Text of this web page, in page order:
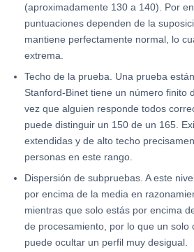
(aproximadamente 130 a 140). Por
puntuaciones dependen de la
mantiene perfectamente normal, lo
extrema.
Techo de la prueba. Una prueba
Stanford-Binet tiene un número finito
vez que alguien responde todos
puede distinguir un 150 de un 165.
extendidas y de alto techo
personas en este rango.
Dispersión de subpruebas. A este
por encima de la media en
mientras que solo estás por encima
de procesamiento, por lo que un solo
puede ocultar un perfil muy desigual.